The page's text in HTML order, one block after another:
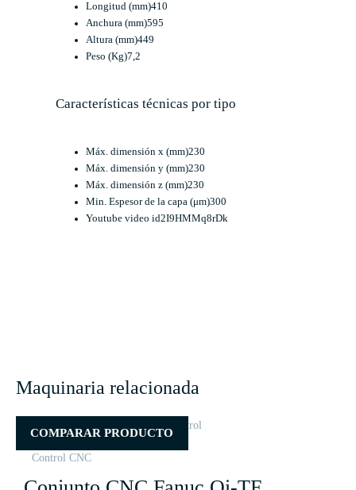
Longitud (mm)410
Anchura (mm)595
Altura (mm)449
Peso (Kg)7,2
Características técnicas por tipo
Máx. dimensión x (mm)230
Máx. dimensión y (mm)230
Máx. dimensión z (mm)230
Min. Espesor de la capa (μm)300
Youtube video id2I9HMMq8rDk
Maquinaria relacionada
COMPARAR PRODUCTO
Control CNC